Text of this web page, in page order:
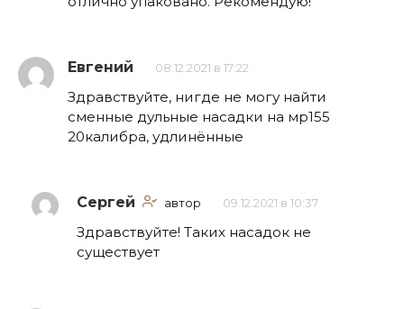
Евгений 08.12.2021 в 17:22
Здравствуйте, нигде не могу найти
сменные дульные насадки на мр155
20калибра, удлинённые
Сергей автор 09.12.2021 в 10:37
Здравствуйте! Таких насадок не
существует